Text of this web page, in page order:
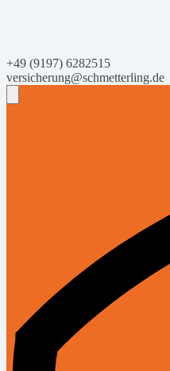
+49 (9197) 6282515
versicherung@schmetterling.de